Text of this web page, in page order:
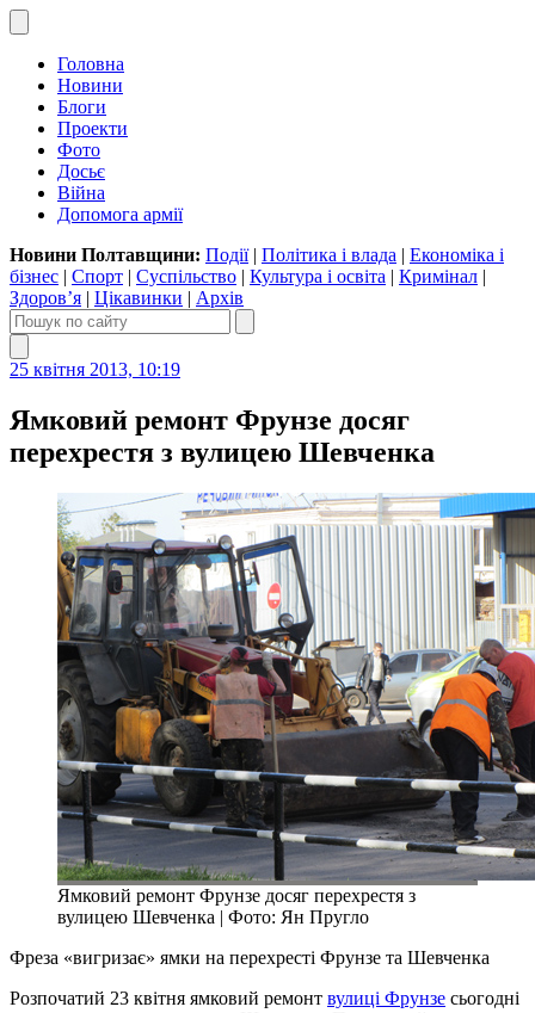
Головна
Новини
Блоги
Проекти
Фото
Досьє
Війна
Допомога армії
Новини Полтавщини: Події| Політика і влада | Економіка і
бізнес | Спорт | Суспільство | Культура і освіта | Кримінал |
Здоров’я | Цікавинки | Архів
25 квітня 2013, 10:19
Ямковий ремонт Фрунзе досяг
перехрестя з вулицею Шевченка
Ямковий ремонт Фрунзе досяг перехрестя з
вулицею Шевченка | Фото: Ян Пругло
Фреза «вигризає» ямки на перехресті Фрунзе та Шевченка
Розпочатий 23 квітня ямковий ремонт вулиці Фрунзе сьогодні